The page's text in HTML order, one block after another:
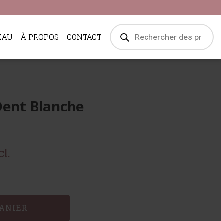
À PROPOS CONTACT Recherche
de
produits
Blanche